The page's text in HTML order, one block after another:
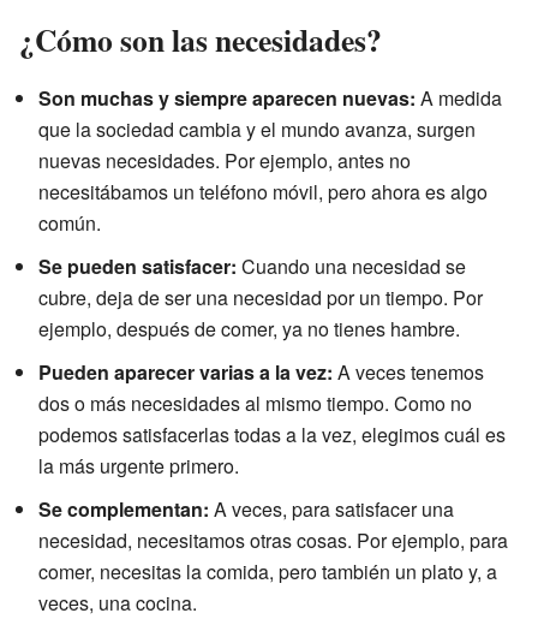
¿Cómo son las necesidades?
Son muchas y siempre aparecen nuevas: A medida
que la sociedad cambia y el mundo avanza, surgen
nuevas necesidades. Por ejemplo, antes no
necesitábamos un teléfono móvil, pero ahora es algo
común.
Se pueden satisfacer: Cuando una necesidad se
cubre, deja de ser una necesidad por un tiempo. Por
ejemplo, después de comer, ya no tienes hambre.
Pueden aparecer varias a la vez: A veces tenemos
dos o más necesidades al mismo tiempo. Como no
podemos satisfacerlas todas a la vez, elegimos cuál es
la más urgente primero.
Se complementan: A veces, para satisfacer una
necesidad, necesitamos otras cosas. Por ejemplo, para
comer, necesitas la comida, pero también un plato y, a
veces, una cocina.